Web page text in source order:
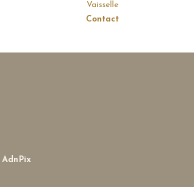
Vaisselle
Contact
AdnPix